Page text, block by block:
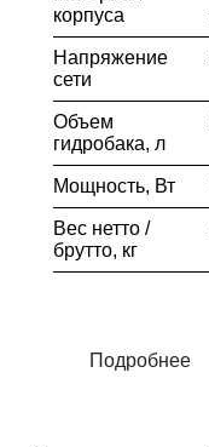
корпуса
Напряжение
сети
Объем
гидробака, л
Мощность, Вт
Вес нетто /
брутто, кг
Подробнее